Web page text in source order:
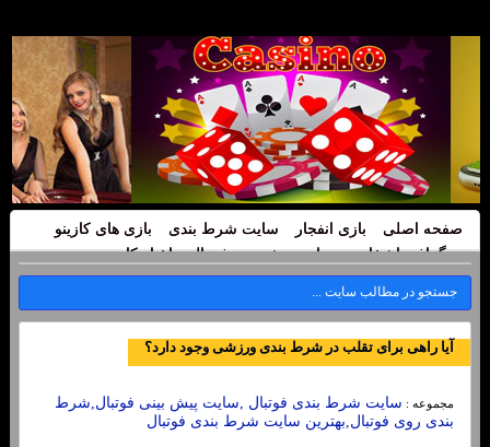
صفحه اصلی بازی انفجار سایت شرط بندی
بازی های کازینو
بیوگرافی اشخاص
سایت پیش بینی فوتبال اخبار کازینو
آیا راهی برای تقلب در شرط بندی ورزشی وجود دارد؟
مجموعه : سایت شرط بندی فوتبال ,سایت پیش بینی فوتبال,شرط
بندی روی فوتبال,بهترین سایت شرط بندی فوتبال